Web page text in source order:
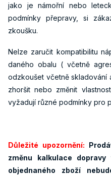
jako je námořní nebo
podmínky přepravy, si
zkoušku.
Nelze zaručit kompatibilitu
daného obalu ( včetně
odzkoušet včetně skladování
zhoršit nebo změnit
vyžadují různé podmínky pro
Důležité upozornění:
změnu kalkulace
objednaného zboží